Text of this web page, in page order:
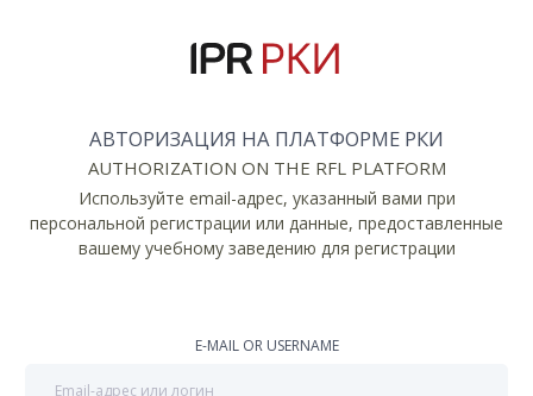
АВТОРИЗАЦИЯ НА ПЛАТФОРМЕ РКИ
AUTHORIZATION ON THE RFL PLATFORM
Используйте email-адрес, указанный вами при
персональной регистрации или данные, предоставленные
вашему учебному заведению для регистрации
E-MAIL OR USERNAME